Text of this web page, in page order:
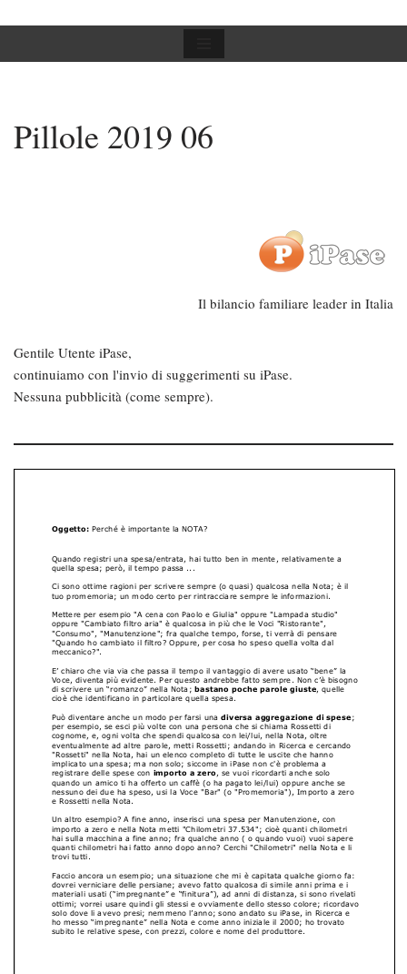
Pillole 2019 06
Il bilancio familiare leader in Italia
Gentile Utente iPase,
continuiamo con l'invio di suggerimenti su iPase.
Nessuna pubblicità (come sempre).